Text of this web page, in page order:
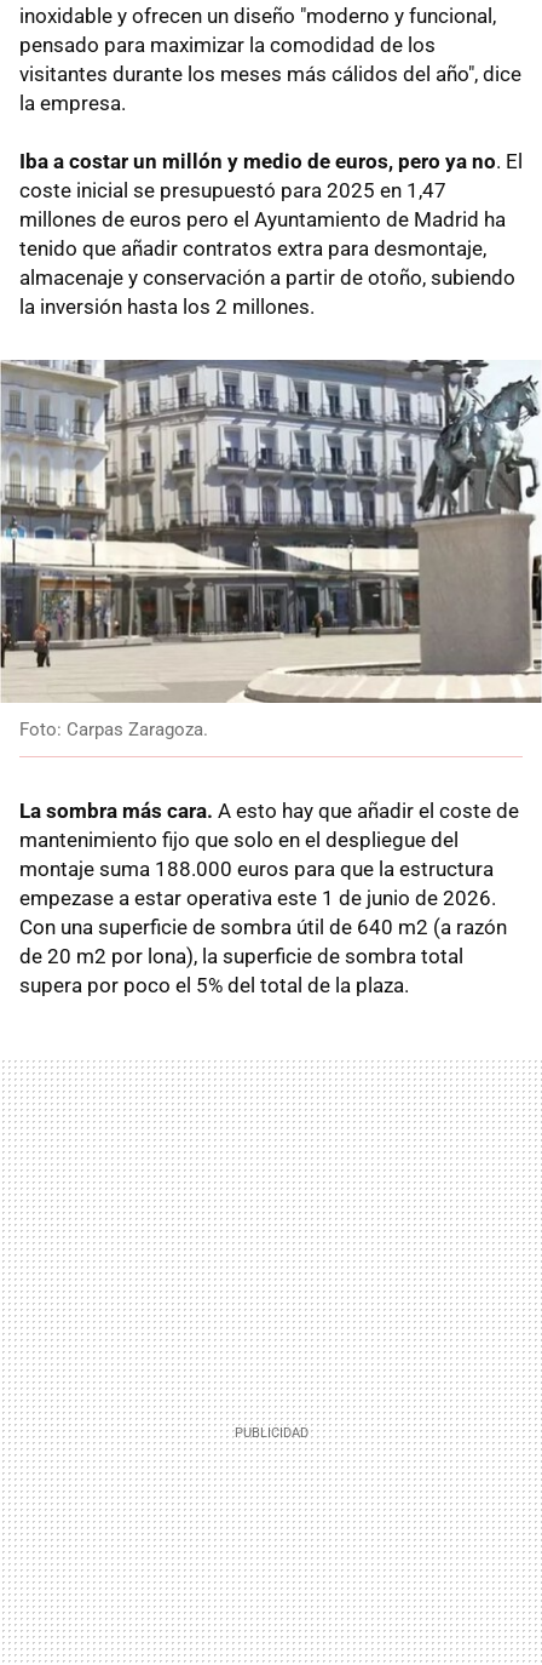
inoxidable y ofrecen un diseño "moderno y funcional,
pensado para maximizar la comodidad de los
visitantes durante los meses más cálidos del año", dice
la empresa.
Iba a costar un millón y medio de euros, pero ya no. El
coste inicial se presupuestó para 2025 en 1,47
millones de euros pero el Ayuntamiento de Madrid ha
tenido que añadir contratos extra para desmontaje,
almacenaje y conservación a partir de otoño, subiendo
la inversión hasta los 2 millones.
Foto: Carpas Zaragoza.
La sombra más cara. A esto hay que añadir el coste de
mantenimiento fijo que solo en el despliegue del
montaje suma 188.000 euros para que la estructura
empezase a estar operativa este 1 de junio de 2026.
Con una superficie de sombra útil de 640 m2 (a razón
de 20 m2 por lona), la superficie de sombra total
supera por poco el 5% del total de la plaza.